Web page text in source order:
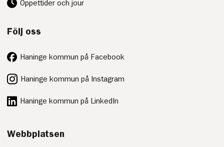
Öppettider och jour
Följ oss
Haninge kommun på Facebook
Haninge kommun på Instagram
Haninge kommun på LinkedIn
Webbplatsen